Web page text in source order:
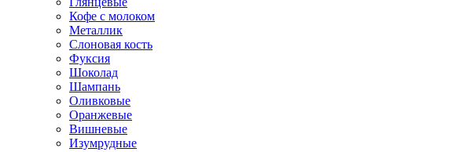
Кофе с молоком
Металлик
Слоновая кость
Фуксия
Шоколад
Шампань
Оливковые
Оранжевые
Вишневые
Изумрудные